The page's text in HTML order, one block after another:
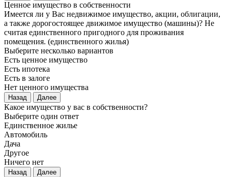
Ценное имущество в собственности
Имеется ли у Вас недвижимое имущество, акции, облигации,
а также дорогостоящее движимое имущество (машины)? Не
считая единственного пригодного для проживания
помещения. (единственного жилья)
Выберите несколько вариантов
Есть ценное имущество
Есть ипотека
Есть в залоге
Нет ценного имущества
Назад Далее
Какое имущество у вас в собственности?
Выберите один ответ
Единственное жилье
Автомобиль
Дача
Другое
Ничего нет
Назад Далее